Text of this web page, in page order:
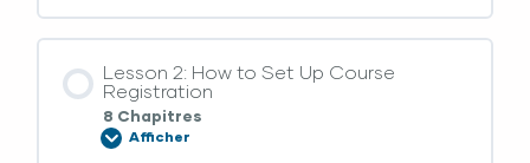
Lesson 2: How to Set Up Course
Registration
8 Chapitres
Afficher